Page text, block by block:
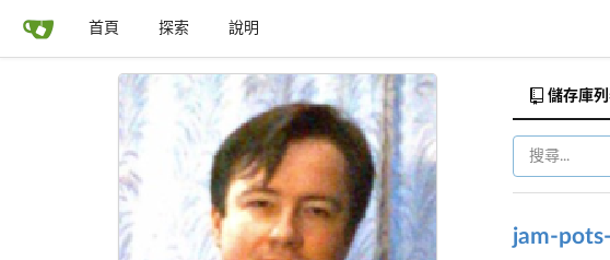
首頁 探索 說明
儲存庫
jam-